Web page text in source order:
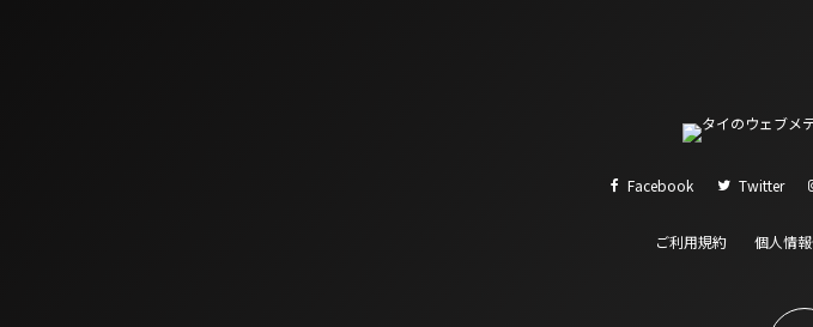
Facebook Twitter
ご利用規約 個人情